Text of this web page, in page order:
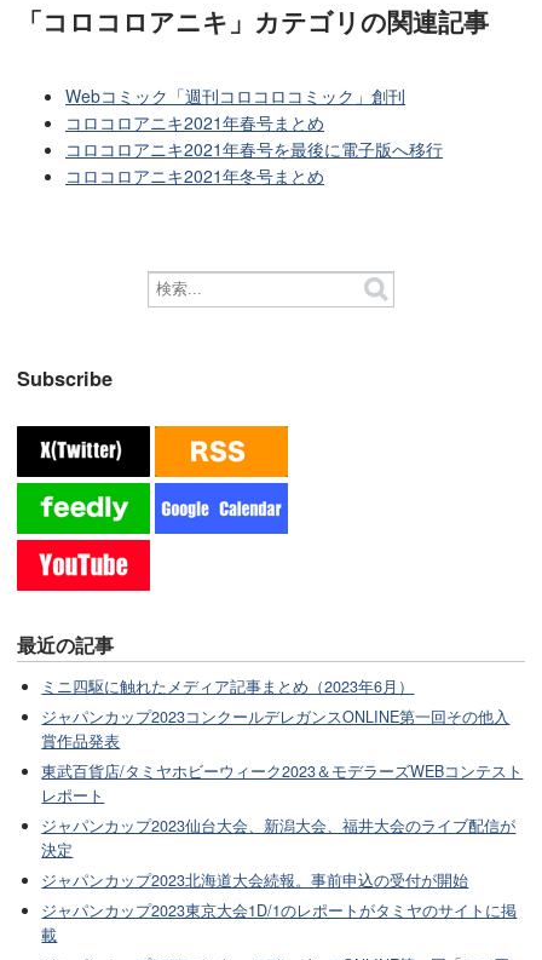
「コロコロアニキ」カテゴリの関連記事
Webコミック「週刊コロコロコミック」創刊
コロコロアニキ2021年春号まとめ
コロコロアニキ2021年春号を最後に電子版へ移行
コロコロアニキ2021年冬号まとめ
Subscribe
最近の記事
ミニ四駆に触れたメディア記事まとめ（2023年6月）
ジャパンカップ2023コンクールデレガンスONLINE第一回その他入
賞作品発表
東武百貨店/タミヤホビーウィーク2023＆モデラーズWEBコンテスト
レポート
ジャパンカップ2023仙台大会、新潟大会、福井大会のライブ配信が
決定
ジャパンカップ2023北海道大会続報。事前申込の受付が開始
ジャパンカップ2023東京大会1D/1のレポートがタミヤのサイトに掲
載